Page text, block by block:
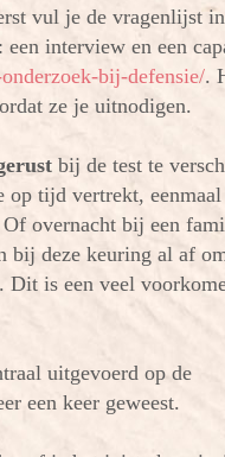
vul je de vragenlijst
interview en een
bij-defensie/.
ze je uitnodigen.
bij de test te
op tijd vertrekt,
Of overnacht bij een
bij deze keuring al af
Dit is een veel
uitgevoerd op de
een keer geweest.